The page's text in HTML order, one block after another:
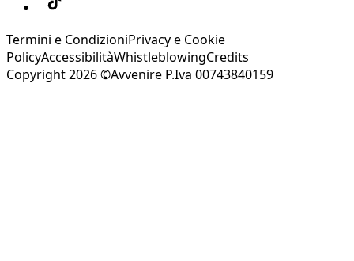
Termini e CondizioniPrivacy e Cookie
PolicyAccessibilitàWhistleblowingCredits
Copyright 2026 ©Avvenire P.Iva 00743840159